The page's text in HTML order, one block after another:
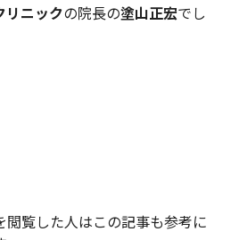
リニックの院長の塗山正宏でし
閲覧した人はこの記事も参考に